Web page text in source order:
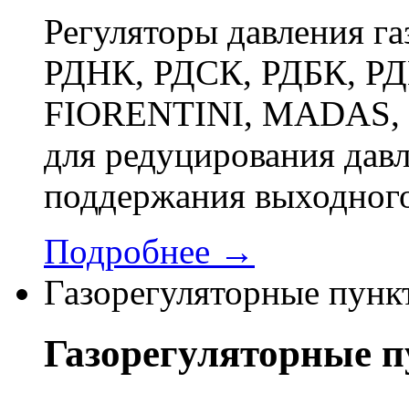
Регуляторы давления
РДНК, РДСК, РДБК,
FIORENTINI, MADAS,
для редуцирования
поддержания
Подробнее →
Газорегуляторные
Газорегуляторные